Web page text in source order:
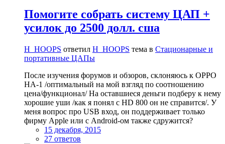
Помогите собрать систему ЦАП +
усилок до 2500 долл. сша
H_HOOPS ответил H_HOOPS тема в Стационарные и
портативные ЦАПы
После изучения форумов и обзоров, склоняюсь к OPPO
HA-1 /оптимальный на мой взгляд по соотношению
цена/функционал/ На оставшиеся деньги подберу к нему
хорошие уши /как я понял с HD 800 он не справится/. У
меня вопрос про USB вход, он поддерживает только
фирму Apple или с Android-ом также сдружится?
15 декабря, 2015
27 ответов